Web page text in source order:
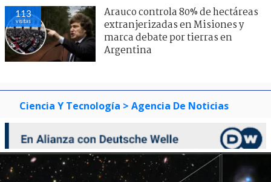
113
visitas
Arauco controla 80% de hectáreas
extranjerizadas en Misiones y
marca debate por tierras en
Argentina
Ciencia Y Tecnología > Agencia De Noticias